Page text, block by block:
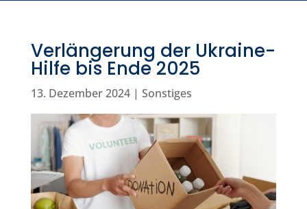
Verlängerung der Ukraine-
Hilfe bis Ende 2025
13. Dezember 2024| Sonstiges